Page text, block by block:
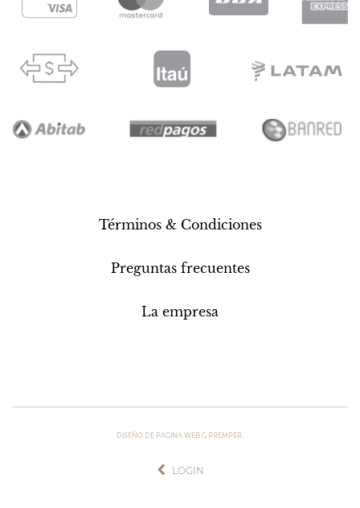
Términos & Condiciones
Preguntas frecuentes
La empresa
DISEÑO DE PÁGINA WEB G.PREMPER.
LOGIN